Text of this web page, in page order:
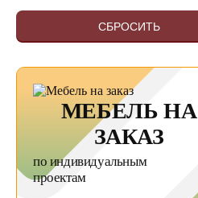
СБРОСИТЬ
МЕБЕЛЬ НА
ЗАКАЗ
по индивидуальным
проектам